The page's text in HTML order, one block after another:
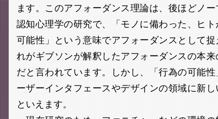
ます。このアフォーダンス理論は、後ほどノ
認知心理学の研究で、「モノに備わった、ヒ
可能性」という意味でアフォーダンスとして
れがギブソンが解釈したアフォーダンスの本
だと言われています。しかし、「行為の可能
ーザーインタフェースやデザインの領域に新
といえます。